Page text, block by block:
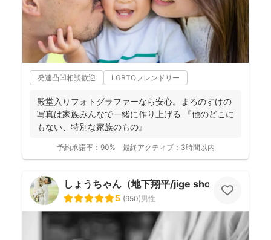
発達凸凹相談歓迎 LGBTQフレンドリー
殿堂入りフォトグラファーなら安心。まろのすけの
写真は家族みんなで一緒に作り上げる 『他のどこに
もない、特別な家族のもの』
予約承諾率： 90% 最終アクティブ： 3時間以内
しょうちゃん（地下翔平/jige shohe）
5 (950)男性